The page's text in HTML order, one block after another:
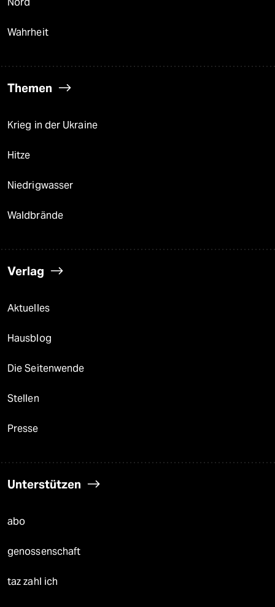
Wahrheit
Themen
Krieg in der Ukraine
Hitze
Niedrigwasser
Waldbrände
Verlag
Aktuelles
Hausblog
Die Seitenwende
Stellen
Presse
Unterstützen
abo
genossenschaft
taz zahl ich